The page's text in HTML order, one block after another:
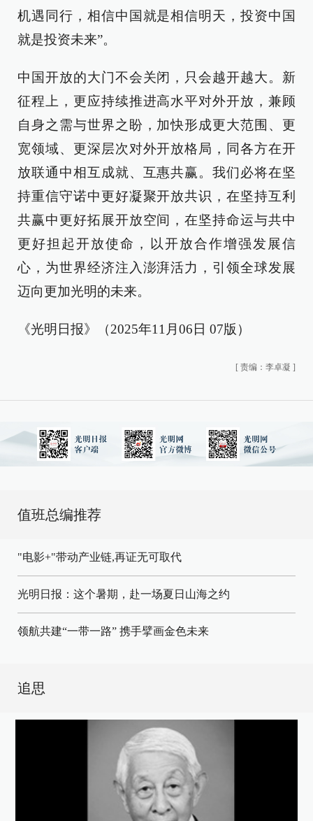
机遇同行，相信中国就是相信明天，投资中国
就是投资未来”。
中国开放的大门不会关闭，只会越开越大。新
征程上，更应持续推进高水平对外开放，兼顾
自身之需与世界之盼，加快形成更大范围、更
宽领域、更深层次对外开放格局，同各方在开
放联通中相互成就、互惠共赢。我们必将在坚
持重信守诺中更好凝聚开放共识，在坚持互利
共赢中更好拓展开放空间，在坚持命运与共中
更好担起开放使命，以开放合作增强发展信
心，为世界经济注入澎湃活力，引领全球发展
迈向更加光明的未来。
《光明日报》（2025年11月06日 07版）
[ 责编：李卓凝 ]
值班总编推荐
"电影+"带动产业链,再证无可取代
光明日报：这个暑期，赴一场夏日山海之约
领航共建“一带一路” 携手擘画金色未来
追思